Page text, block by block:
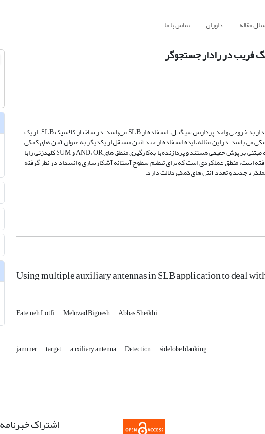
مقاله داوران تماس با ما
روش متداول برای جلوگیری از ورود سیگنال تداخل از طریق گلبرگ‌های فرعی آنتن رادار به خروجی واحد پردازش سیگنال، استفاده از SLB می‌باشد. در ساختار کلاسیک SLB، از یک
می باشد. در این مقاله، ایده استفاده از چند آنتن مستقل از یکدیگر به عنوان آنتن های کمکی
در کاربرد SLB مطرح گردیده و در این راستا یک دسته آشکارساز معرفی شده اند که مبتنی بر پوش حقیقی هستند و پردازنده با به‌کارگیری منطق های AND، OR و SUM کلیدزنی را با
است، منطق عملکردی است که برای تنظیم سطوح آستانه آشکارسازی و انسداد در نظر گرفته
جدید و تعدد آنتن های کمکی دلالت دارد.
Using multiple auxiliary antennas in SLB application to deal
Fatemeh Lotfi Mehrzad Biguesh
Abbas Sheikhi
jammer target auxiliary antenna Detection sidelobe blanking
اشتراک خبرنامه